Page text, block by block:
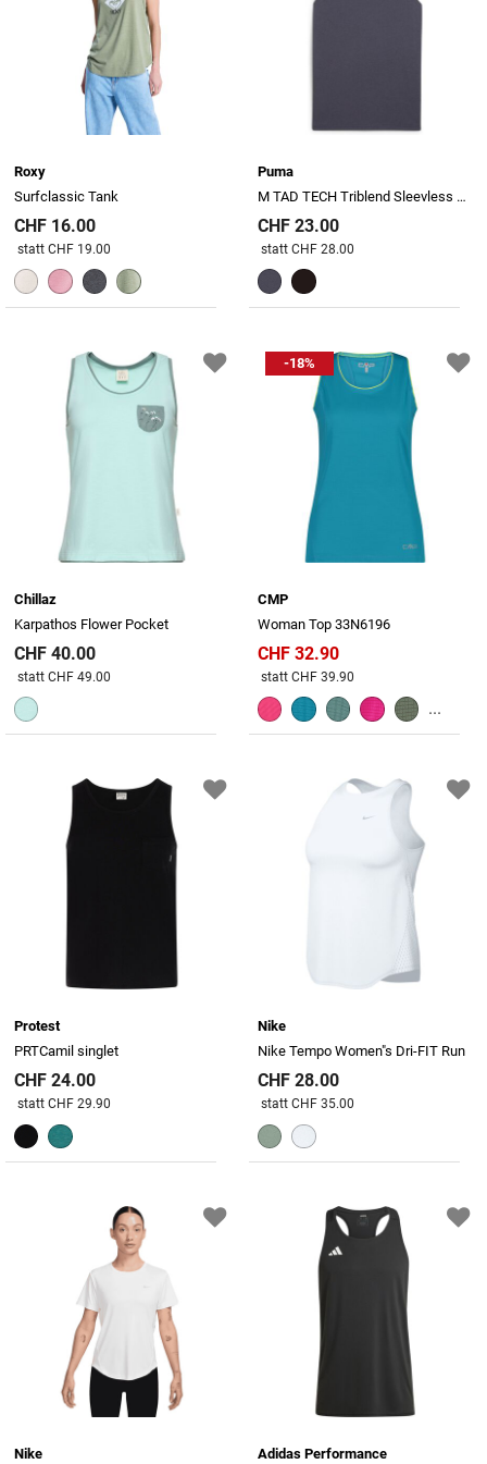
Roxy
Surfclassic Tank
CHF 16.00
Preis reduziert von
statt CHF 19.00
Puma
M TAD TECH Triblend Sleevless Tank
CHF 23.00
Preis reduziert von
statt CHF 28.00
Chillaz
Karpathos Flower Pocket
CHF 40.00
Preis reduziert von
statt CHF 49.00
-18%
CMP
Woman Top 33N6196
CHF 32.90
Preis reduziert von
statt CHF 39.90
...
Protest
PRTCamil singlet
CHF 24.00
Preis reduziert von
statt CHF 29.90
Nike
Nike Tempo Women"s Dri-FIT Run
CHF 28.00
Preis reduziert von
statt CHF 35.00
Nike
Adidas Performance